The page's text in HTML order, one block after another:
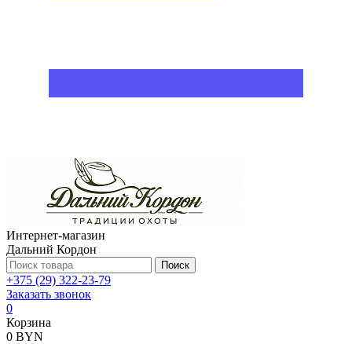
Интернет-магазин
Дальний Кордон
Поиск
+375 (29) 322-23-79
Заказать звонок
0
Корзина
0 BYN